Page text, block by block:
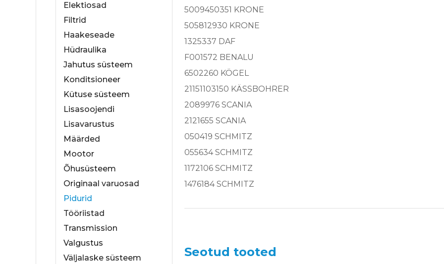
Elektiosad
Filtrid
Haakeseade
Hüdraulika
Jahutus süsteem
Konditsioneer
Kütuse süsteem
Lisasoojendi
Lisavarustus
Määrded
Mootor
Õhusüsteem
Originaal varuosad
Pidurid
Tööriistad
Transmission
Valgustus
Väljalaske süsteem
5009450351 KRONE
505812930 KRONE
1325337 DAF
F001572 BENALU
6502260 KÖGEL
21151103150 KÄSSBOHRER
2089976 SCANIA
2121655 SCANIA
050419 SCHMITZ
055634 SCHMITZ
1172106 SCHMITZ
1476184 SCHMITZ
Seotud tooted